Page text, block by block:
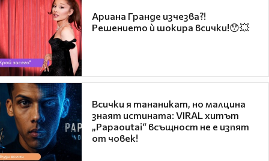
Ариана Гранде изчезва?!
Решението ѝ шокира всички!😯💥
Всички я тананикат, но малцина
знаят истината: VIRAL хитът
„Papaoutai“ всъщност не е изпят
от човек!